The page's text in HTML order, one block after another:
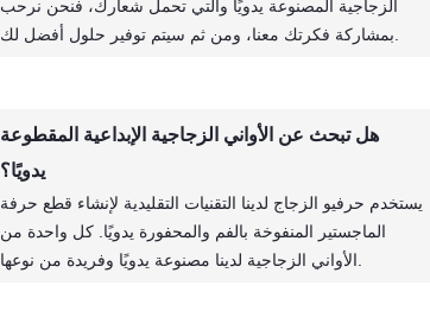
الزجاجية المصنوعة يدويًا والتي تحمل شعارك، فنحن نرحب
هل تبحث عن الأواني الزجاجية الإبداعية المقطوعة
يدويًا؟
يستخدم حرفيو الزجاج لدينا التقنيات التقليدية لإنشاء قطع حرفة
الماجستير المنفوخة بالفم والمحفورة يدويًا. كل واحدة من